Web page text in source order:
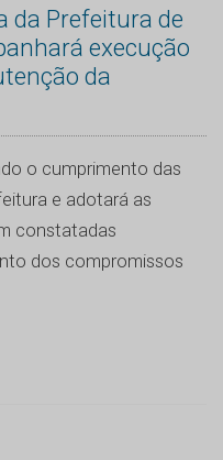
da Prefeitura de
execução
da
o cumprimento das
e adotará as
constatadas
dos compromissos